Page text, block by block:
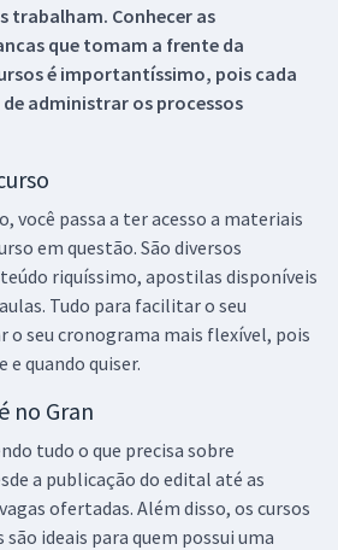
trabalham. Conhecer as
que tomam a frente da
é importantíssimo, pois cada
administrar os processos
você passa a ter acesso a materiais
em questão. São diversos
riquíssimo, apostilas disponíveis
Tudo para facilitar o seu
seu cronograma mais flexível, pois
e quando quiser.
no Gran
tudo o que precisa sobre
a publicação do edital até as
ofertadas. Além disso, os cursos
ideais para quem possui uma